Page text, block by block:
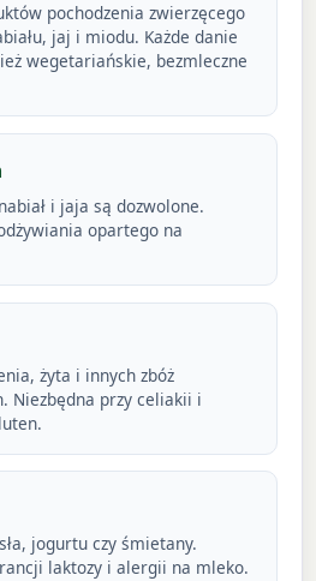
pochodzenia zwierzęcego
jaj i miodu. Każde danie
wegetariańskie, bezmleczne
i jaja są dozwolone.
opartego na
żyta i innych zbóż
Niezbędna przy celiakii i
jogurtu czy śmietany.
laktozy i alergii na mleko.